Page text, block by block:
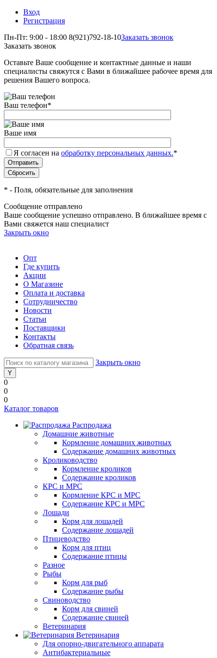
Вход
Регистрация
Пн-Пт: 9:00 - 18:00 8(921)792-18-10Заказать звонок
Заказать звонок
Оставьте Ваше сообщение и контактные данные и наши
специалисты свяжутся с Вами в ближайшее рабочее время для
решения Вашего вопроса.
Ваш телефон*
Ваше имя
Я согласен на обработку персональных данных.*
* - Поля, обязательные для заполнения
Сообщение отправлено
Ваше сообщение успешно отправлено. В ближайшее время с
Вами свяжется наш специалист
Закрыть окно
Опт
Где купить
Акции
О Магазине
Оплата и доставка
Сотрудничество
Новости
Статьи
Поставщики
Контакты
Обратная связь
Закрыть окно
0
0
0
Каталог товаров
Распродажа
Домашние животные
Кормление домашних животных
Содержание домашних животных
Кролиководство
Кормление кроликов
Содержание кроликов
КРС и МРС
Кормление КРС и МРС
Содержание КРС и МРС
Лошади
Корм для лошадей
Содержание лошадей
Птицеводство
Корм для птиц
Содержание птицы
Разное
Рыбы
Корм для рыб
Содержание рыбы
Свиноводство
Корм для свиней
Содержание свиней
Ветеринария
Ветеринария
Для опорно-двигательного аппарата
Антибактериальные